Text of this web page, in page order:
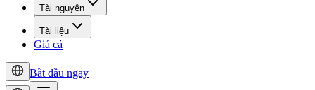
Tài nguyên
Tài liệu
Giá cả
Bắt đầu ngay